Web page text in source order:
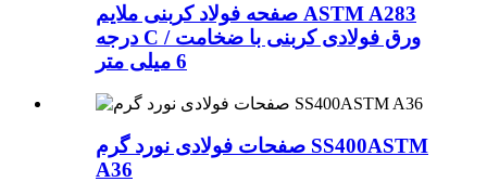
صفحه فولاد کربنی ملایم ASTM A283
درجه C / ورق فولادی کربنی با ضخامت
6 میلی متر
صفحات فولادی نورد گرم SS400ASTM
A36